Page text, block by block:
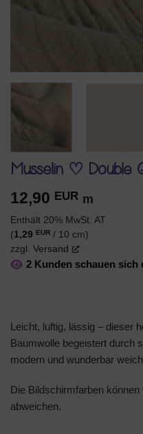
Musselin ♡ Double
12,90 EUR m
Enthält 20% MwSt. AT
(1,29 EUR / 10 cm)
zzgl. Versand
2 Kunden schauen sich
Leicht, luftig, lässig – dieser
Baumwolle begeistert durch
modern und wunderbar
Die Bildschirmfarben
abweichen.